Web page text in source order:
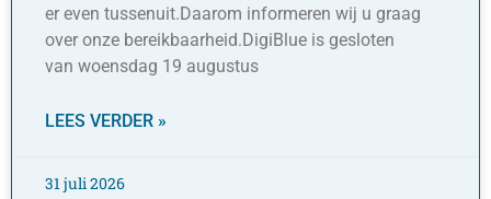
er even tussenuit.Daarom informeren wij u graag
over onze bereikbaarheid.DigiBlue is gesloten
van woensdag 19 augustus
LEES VERDER »
31 juli 2026